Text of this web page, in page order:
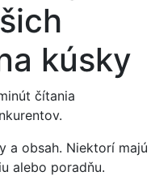
kúsky
čítania
a obsah. Niektorí majú
alebo poradňu.